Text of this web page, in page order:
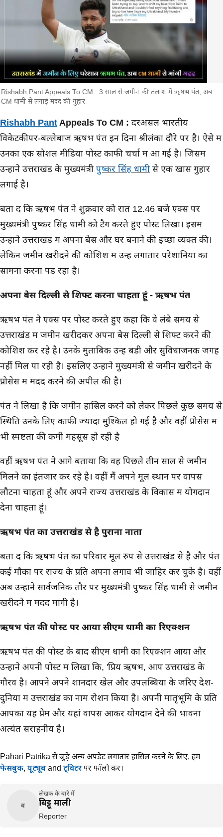
Rishabh Pant Appeals To CM : 3 साल से जमीन की तलाश में ऋषभ पंत, अब
CM धामी से लगाई मदद की गुहार
मुख्य समाचार
Rishabh Pant Appeals To CM : दरअसल भारतीय
विकेटकीपर-बल्लेबाज ऋषभ पंत इन दिनों श्रीलंका दौरे पर है। ऐसे में
उनका एक सोशल मीडिया पोस्ट काफी चर्चा में आ गई है। जिसमें
उन्होंने उत्तराखंड के मुख्यमंत्री पुष्कर सिंह धामी से एक खास गुहार
लगाई है।
बता दें कि ऋषभ पंत ने शुक्रवार को रात 12.46 बजे एक्स पर
मुख्यमंत्री पुष्कर सिंह धामी को टैग करते हुए पोस्ट लिखा। इसमें
उन्होंने उत्तराखंड में अपना बेस और घर बनाने की इच्छा व्यक्त की।
लेकिन जमीन खरीदने की कोशिश में उन्हें लगातार परेशानियों का
सामना करना पड रहा है।
अपना बेस दिल्ली से शिफ्ट करना चाहता हूं - ऋषभ पंत
ऋषभ पंत ने एक्स पर पोस्ट करते हुए कहा कि वे लंबे समय से
उत्तराखंड में जमीन खरीदकर अपना बेस दिल्ली से शिफ्ट करने की
कोशिश कर रहे है। उनके मुताबिक उन्हें बडी और सुविधाजनक जगह
नहीं मिल पा रही है। इसलिए उन्होंने मुख्यमंत्री से जमीन खरीदने के
प्रोसेस में मदद करने की अपील की है।
पंत ने लिखा है कि जमीन हासिल करने को लेकर पिछले कुछ समय से
स्थिति उनके लिए काफी ज्यादा मु्श्किल हो गई है और वहीं प्रोसेस में
भी स्पष्टता की कमी महसूस हो रही है
वहीं ऋषभ पंत ने आगे बताया कि वह पिछले तीन साल से जमीन
मिलने का इंतजार कर रहे है। वहीं मैं अपने मूल स्थान पर वापस
लौटना चाहता हूं और अपने राज्य उत्तराखंड के विकास में योगदान
देना चाहता हूं।
ऋषभ पंत का उत्तराखंड से है पुराना नाता
बता दें कि ऋषभ पंत का परिवार मूल रुप से उत्तराखंड से है औऱ पंत
कई मौकों पर राज्य के प्रति अपना लगाव भी जाहिर कर चुके है। वहीं
अब उन्होंने सार्वजनिक तौर पर मुख्यमंत्री पुष्कर सिंह धामी से जमीन
खरीदने में मदद मांगी है।
ऋषभ पंत की पोस्ट पर आया सीएम धामी का रिएक्शन
ऋषभ पंत की पोस्ट के बाद सीएम धामी का रिएक्शन आया और
उन्होंने अपनी पोस्ट में लिखा कि, 'प्रिय ऋषभ, आप उत्तराखंड के
गौरव है। आपने अपने शानदार खेल और उपलब्धियों के जरिए देश-
दुनिया में उत्तराखंड का नाम रोशन किया है। अपनी मातृभूमि के प्रति
आपका यह प्रेम और यहां वापस आकर योगदान देने की भावना
अत्यंत सराहनीय है।
Pahari Patrika से जुड़े अन्य अपडेट लगातार हासिल करने के लिए, हमें
फेसबुक, यूट्यूब and ट्विटर पर फॉलो करें।
ब
लेखक के बारे में
बिट्टू माली
Reporter